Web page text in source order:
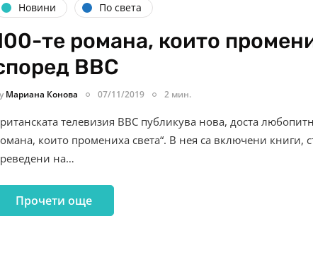
Новини По света
те романа, които
BBC
Мариана Конова 07/11/2019 2 мин.
телевизия BBC публикува новa, доста
които промениха света“. В нея са включени книги,
на…
Прочети още